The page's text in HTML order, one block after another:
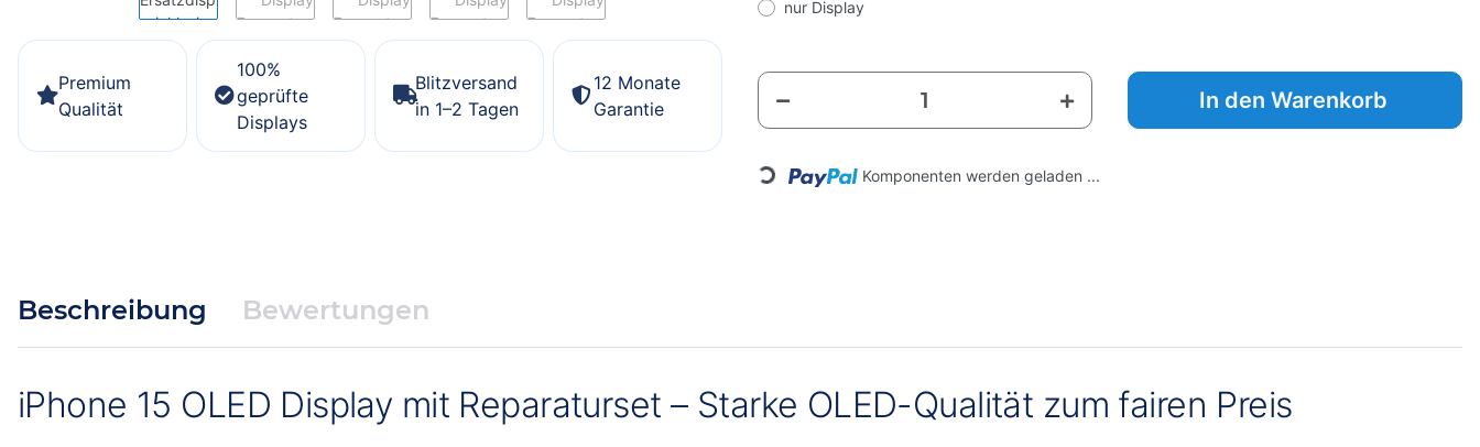
Premium
Qualität
100%
geprüfte
Displays
Blitzversand
in 1–2 Tagen
12 Monate
Garantie
nur Display
In den Warenkorb
Loading... Komponenten werden geladen ...
Beschreibung Bewertungen
iPhone 15 OLED Display mit Reparaturset – Starke OLED-Qualität zum fairen Preis